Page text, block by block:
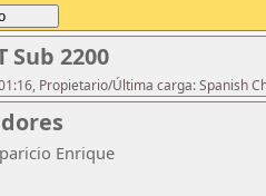
Sub 2200
Propietario/Última carga: Spanish
Enrique